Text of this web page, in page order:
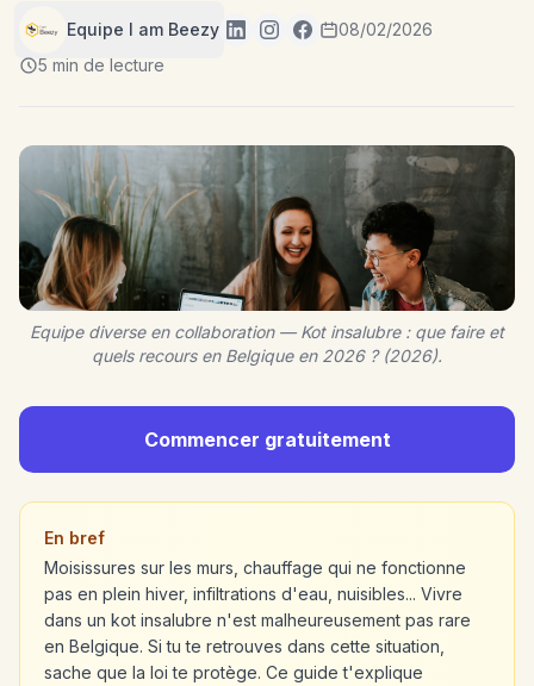
Equipe I am Beezy
08/02/2026
5 min de lecture
Equipe diverse en collaboration — Kot insalubre : que faire et
quels recours en Belgique en 2026 ? (2026).
Commencer gratuitement
En bref
Moisissures sur les murs, chauffage qui ne fonctionne
pas en plein hiver, infiltrations d'eau, nuisibles... Vivre
dans un kot insalubre n'est malheureusement pas rare
en Belgique. Si tu te retrouves dans cette situation,
sache que la loi te protège. Ce guide t'explique